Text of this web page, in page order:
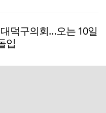
덕구의회…오는 10일
입